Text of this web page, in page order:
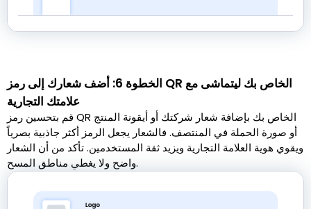
الخطوة 6: أضف شعارك إلى رمز QR الخاص بك ليتماشى مع
علامتك التجارية
قم بتحسين رمز QR الخاص بك بإضافة شعار شركتك أو أيقونة المنتج
أو صورة الحملة في المنتصف. فالشعار يجعل الرمز أكثر جاذبية بصرياً
ويقوي هوية العلامة التجارية ويزيد ثقة المستخدمين. تأكد من أن الشعار
واضح ولا يغطي مناطق المسح.